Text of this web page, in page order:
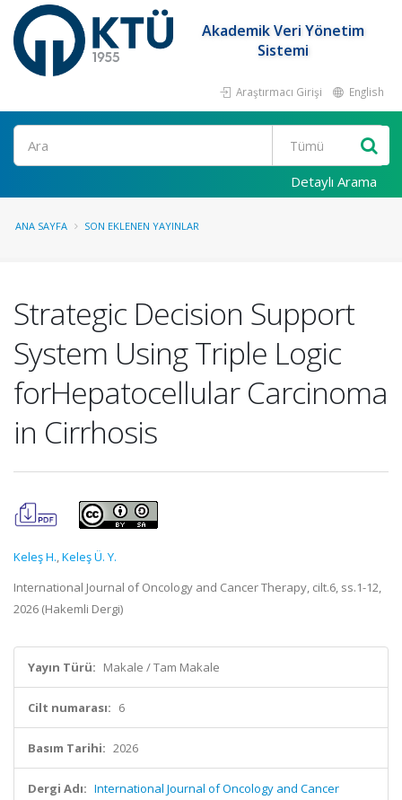
Akademik Veri Yönetim
Sistemi
Araştırmacı Girişi English
Ara
Detaylı Arama
ANA SAYFA SON EKLENEN YAYINLAR
Strategic Decision Support
System Using Triple Logic
forHepatocellular Carcinoma
in Cirrhosis
Keleş H.,Keleş Ü. Y.
International Journal of Oncology and Cancer Therapy, cilt.6, ss.1-12,
2026 (Hakemli Dergi)
Yayın Türü: Makale / Tam Makale
Cilt numarası: 6
Basım Tarihi: 2026
Dergi Adı: International Journal of Oncology and Cancer